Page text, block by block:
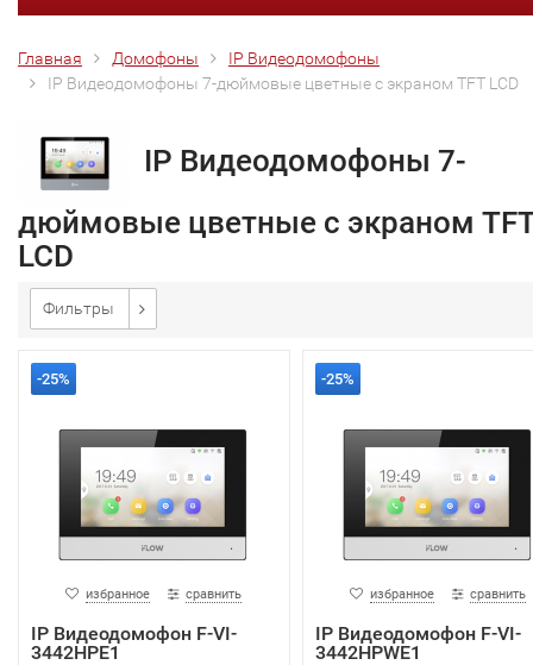
Главная Домофоны
IP Видеодомофоны
IP Видеодомофоны 7-дюймовые цветные с экраном TFT LCD
IP Видеодомофоны 7-
дюймовые цветные с экраном
LCD
Фильтры
-25%
избранное сравнить
IP Видеодомофон F-VI-
3442HPE1
-25%
избранное сравнить
IP Видеодомофон F-VI-
3442HPWE1